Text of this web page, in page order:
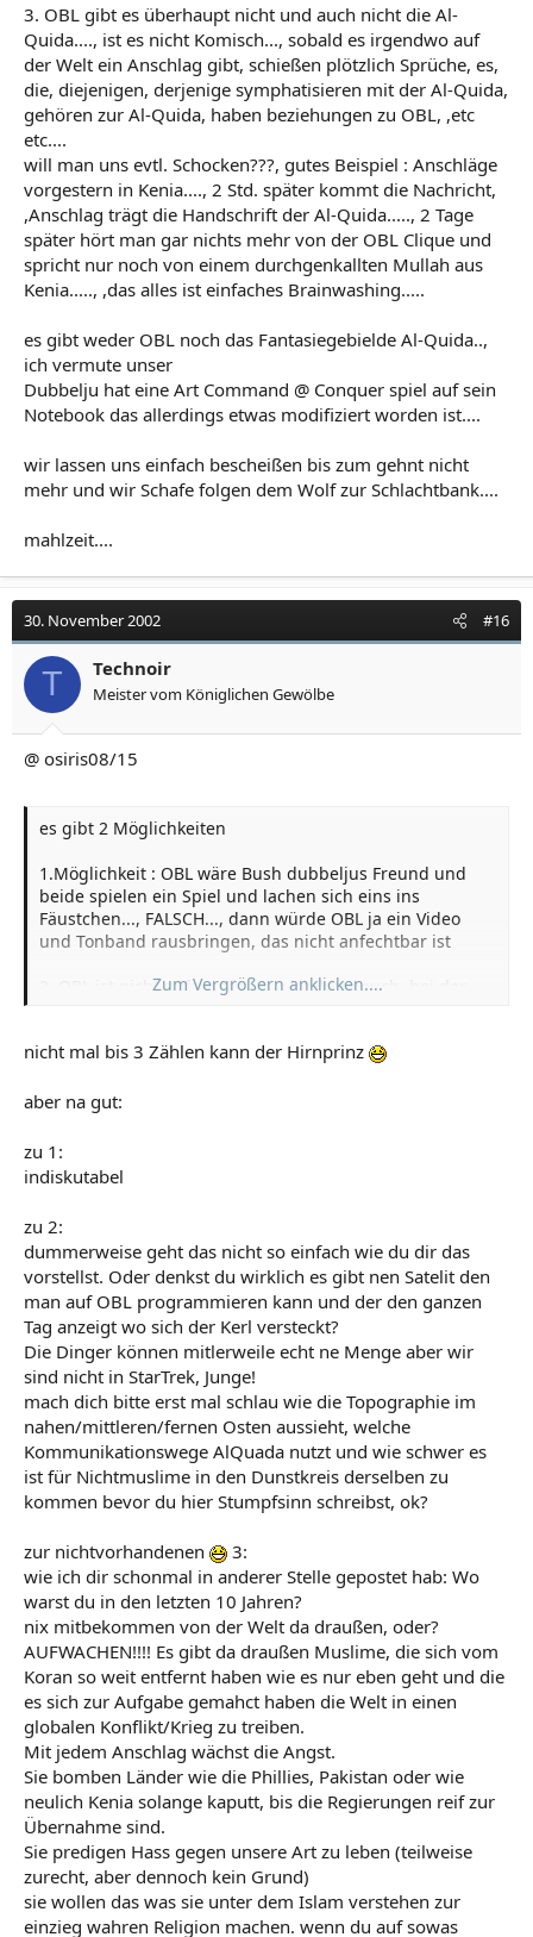
3. OBL gibt es überhaupt nicht und auch nicht die Al-
Quida...., ist es nicht Komisch..., sobald es irgendwo auf
der Welt ein Anschlag gibt, schießen plötzlich Sprüche, es,
die, diejenigen, derjenige symphatisieren mit der Al-Quida,
gehören zur Al-Quida, haben beziehungen zu OBL, ,etc
etc....
will man uns evtl. Schocken???, gutes Beispiel : Anschläge
vorgestern in Kenia...., 2 Std. später kommt die Nachricht,
,Anschlag trägt die Handschrift der Al-Quida....., 2 Tage
später hört man gar nichts mehr von der OBL Clique und
spricht nur noch von einem durchgenkallten Mullah aus
Kenia....., ,das alles ist einfaches Brainwashing.....
es gibt weder OBL noch das Fantasiegebielde Al-Quida..,
ich vermute unser
Dubbelju hat eine Art Command @ Conquer spiel auf sein
Notebook das allerdings etwas modifiziert worden ist....
wir lassen uns einfach bescheißen bis zum gehnt nicht
mehr und wir Schafe folgen dem Wolf zur Schlachtbank....
mahlzeit....
30. November 2002 #16
T Technoir
Meister vom Königlichen Gewölbe
@ osiris08/15
es gibt 2 Möglichkeiten
1.Möglichkeit : OBL wäre Bush dubbeljus Freund und
beide spielen ein Spiel und lachen sich eins ins
Fäustchen..., FALSCH..., dann würde OBL ja ein Video
und Tonband rausbringen, das nicht anfechtbar ist
2. OBL ist nicht aufzuspüren...: ich bitte euch, bei der
finden?
3. OBL gibt es überhaupt nicht und auch nicht die Al-
der Welt ein Anschlag gibt, schießen plötzlich Sprüche,
es, die, diejenigen, derjenige symphatisieren mit der Al-
Quida, gehören zur Al-Quida, haben beziehungen zu
will man uns evtl. Schocken???, gutes Beispiel :
Anschläge vorgestern in Kenia...., 2 Std. später kommt
die Nachricht, ,Anschlag trägt die Handschrift der Al-
Quida....., 2 Tage später hört man gar nichts mehr von
der OBL Clique und spricht nur noch von einem
durchgenkallten Mullah aus Kenia....., ,das alles ist
einfaches Brainwashing.....
Zum Vergrößern anklicken....
nicht mal bis 3 Zählen kann der Hirnprinz
aber na gut:
zu 1:
indiskutabel
zu 2:
dummerweise geht das nicht so einfach wie du dir das
vorstellst. Oder denkst du wirklich es gibt nen Satelit den
man auf OBL programmieren kann und der den ganzen
Tag anzeigt wo sich der Kerl versteckt?
Die Dinger können mitlerweile echt ne Menge aber wir
sind nicht in StarTrek, Junge!
mach dich bitte erst mal schlau wie die Topographie im
nahen/mittleren/fernen Osten aussieht, welche
Kommunikationswege AlQuada nutzt und wie schwer es
ist für Nichtmuslime in den Dunstkreis derselben zu
kommen bevor du hier Stumpfsinn schreibst, ok?
zur nichtvorhandenen
3:
wie ich dir schonmal in anderer Stelle gepostet hab: Wo
warst du in den letzten 10 Jahren?
nix mitbekommen von der Welt da draußen, oder?
AUFWACHEN!!!! Es gibt da draußen Muslime, die sich vom
Koran so weit entfernt haben wie es nur eben geht und die
es sich zur Aufgabe gemahct haben die Welt in einen
globalen Konflikt/Krieg zu treiben.
Mit jedem Anschlag wächst die Angst.
Sie bomben Länder wie die Phillies, Pakistan oder wie
neulich Kenia solange kaputt, bis die Regierungen reif zur
Übernahme sind.
Sie predigen Hass gegen unsere Art zu leben (teilweise
zurecht, aber dennoch kein Grund)
sie wollen das was sie unter dem Islam verstehen zur
einzieg wahren Religion machen. wenn du auf sowas